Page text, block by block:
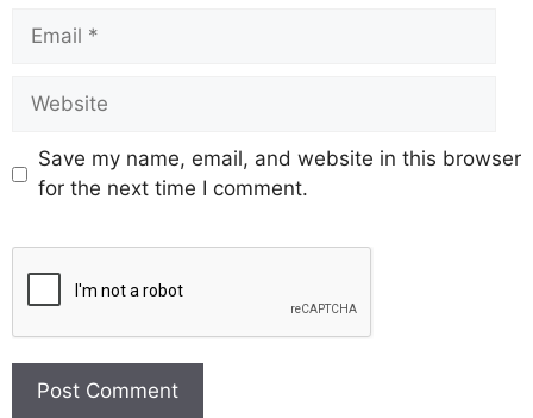
Save my name, email, and website in this browser
for the next time I comment.